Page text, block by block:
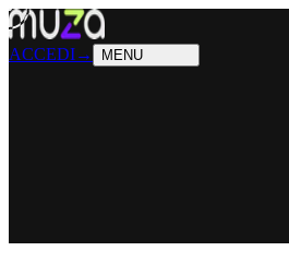
ACCEDI→ MENU
PRODOTTI Cosa sappiamo fare
SOLUZIONIChi possiamo aiutare